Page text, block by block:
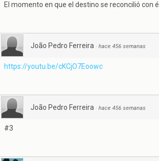
El momento en que el destino se reconcilió con él.
João Pedro Ferreira · hace 456 semanas
https://youtu.be/cKCjO7Eoowc
João Pedro Ferreira · hace 456 semanas
#3